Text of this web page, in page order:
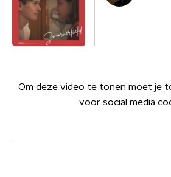
Om deze video te tonen moet je
voor social media